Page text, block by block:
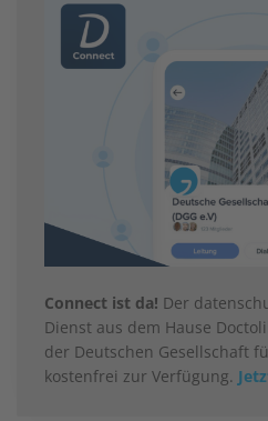
Connect ist da! Der
Dienst aus dem Hause
der Deutschen Gesellschaft
kostenfrei zur Verfügung.